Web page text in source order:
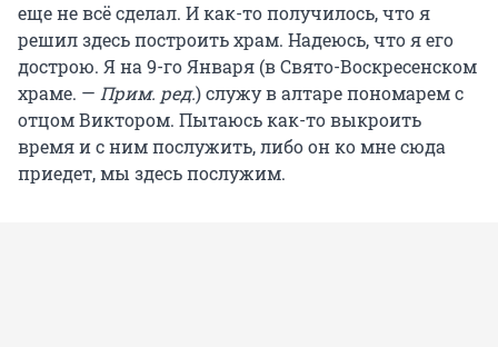
еще не всё сделал. И как-то получилось, что я
решил здесь построить храм. Надеюсь, что я его
дострою. Я на 9-го Января (в Свято-Воскресенском
храме. — Прим. ред.) служу в алтаре пономарем с
отцом Виктором. Пытаюсь как-то выкроить
время и с ним послужить, либо он ко мне сюда
приедет, мы здесь послужим.